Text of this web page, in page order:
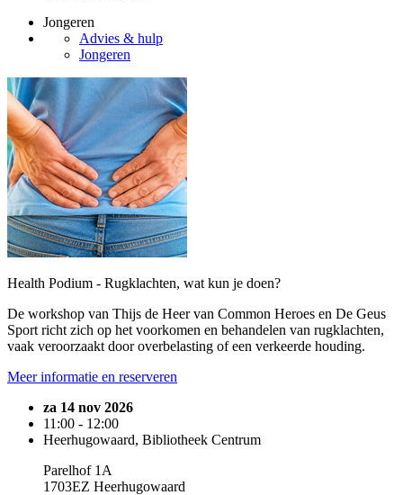
Jongeren
Advies & hulp
Jongeren
Health Podium - Rugklachten, wat kun je doen?
De workshop van Thijs de Heer van Common Heroes en De Geus
Sport richt zich op het voorkomen en behandelen van rugklachten,
vaak veroorzaakt door overbelasting of een verkeerde houding.
Meer informatie en reserveren
za 14 nov 2026
11:00 - 12:00
Heerhugowaard, Bibliotheek Centrum
Parelhof 1A
1703EZ Heerhugowaard